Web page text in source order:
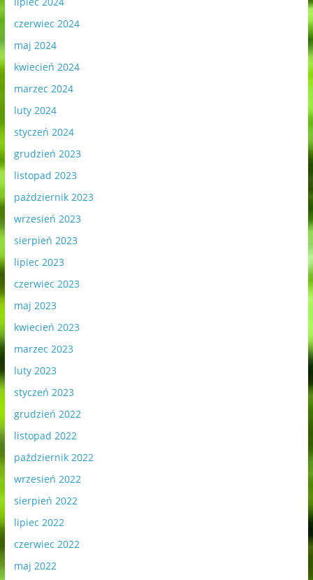
czerwiec 2024
maj 2024
kwiecień 2024
marzec 2024
luty 2024
styczeń 2024
grudzień 2023
listopad 2023
październik 2023
wrzesień 2023
sierpień 2023
lipiec 2023
czerwiec 2023
maj 2023
kwiecień 2023
marzec 2023
luty 2023
styczeń 2023
grudzień 2022
listopad 2022
październik 2022
wrzesień 2022
sierpień 2022
lipiec 2022
czerwiec 2022
maj 2022